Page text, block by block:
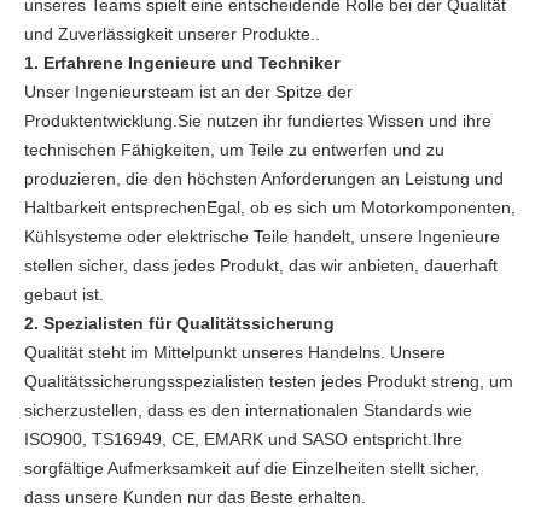
unseres Teams spielt eine entscheidende Rolle bei der Qualität
und Zuverlässigkeit unserer Produkte..
1. Erfahrene Ingenieure und Techniker
Unser Ingenieursteam ist an der Spitze der
Produktentwicklung.Sie nutzen ihr fundiertes Wissen und ihre
technischen Fähigkeiten, um Teile zu entwerfen und zu
produzieren, die den höchsten Anforderungen an Leistung und
Haltbarkeit entsprechenEgal, ob es sich um Motorkomponenten,
Kühlsysteme oder elektrische Teile handelt, unsere Ingenieure
stellen sicher, dass jedes Produkt, das wir anbieten, dauerhaft
gebaut ist.
2. Spezialisten für Qualitätssicherung
Qualität steht im Mittelpunkt unseres Handelns. Unsere
Qualitätssicherungsspezialisten testen jedes Produkt streng, um
sicherzustellen, dass es den internationalen Standards wie
ISO900, TS16949, CE, EMARK und SASO entspricht.Ihre
sorgfältige Aufmerksamkeit auf die Einzelheiten stellt sicher,
dass unsere Kunden nur das Beste erhalten.